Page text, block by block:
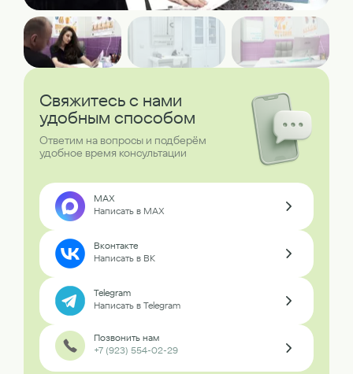
Свяжитесь с нами
удобным способом
Ответим на вопросы и подберём
удобное время консультации
MAX
Написать в MAX
Вконтакте
Написать в ВК
Telegram
Написать в Telegram
Позвонить нам
+7 (923) 554-02-29